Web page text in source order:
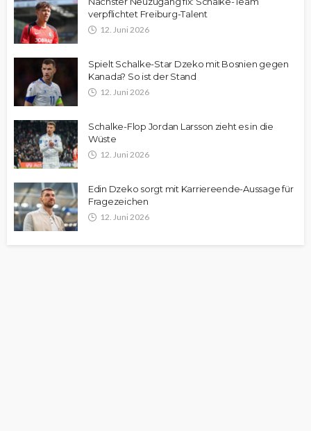
verpflichtet Freiburg-Talent
12. Juni 2026
Spielt Schalke-Star Dzeko mit Bosnien gegen
Kanada? So ist der Stand
12. Juni 2026
Schalke-Flop Jordan Larsson zieht es in die
Wüste
12. Juni 2026
Edin Dzeko sorgt mit Karriereende-Aussage für
Fragezeichen
12. Juni 2026